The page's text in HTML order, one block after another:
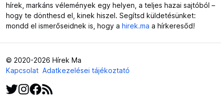
hírek, markáns vélemények egy helyen, a teljes hazai sajtóból –
hogy te dönthesd el, kinek hiszel. Segítsd küldetésünket:
mondd el ismerőseidnek is, hogy a hirek.ma a hírkeresőd!
© 2020-2026 Hírek Ma
Kapcsolat Adatkezelései tájékoztató